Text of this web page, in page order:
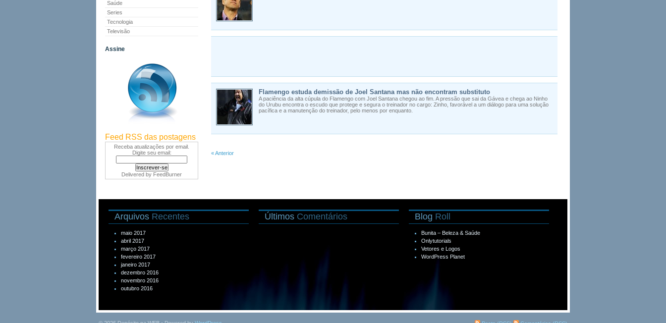
Saúde
Series
Tecnologia
Televisão
Assine
Feed RSS das postagens
Receba atualizações por email.
Digite seu email:
Delivered by FeedBurner
Flamengo estuda demissão de Joel Santana mas não encontram substituto
A paciência da alta cúpula do Flamengo com Joel Santana chegou ao fim. A pressão que sai da Gávea e chega ao Ninho
do Urubu encontra o escudo que protege e segura o treinador no cargo: Zinho, favorável a um diálogo para uma solução
pacífica e a manutenção do treinador, pelo menos por enquanto.
« Anterior
Arquivos Recentes
maio 2017
abril 2017
março 2017
fevereiro 2017
janeiro 2017
dezembro 2016
novembro 2016
outubro 2016
Últimos Comentários Blog Roll
Bunita – Beleza & Saúde
Onlytutorials
Vetores e Logos
WordPress Planet